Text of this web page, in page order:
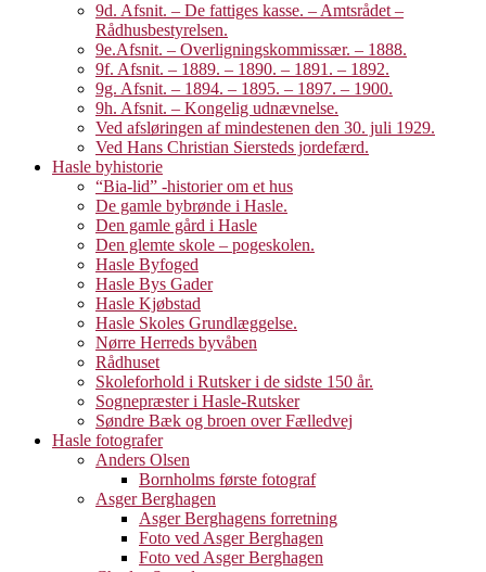
9d. Afsnit. – De fattiges kasse. – Amtsrådet –
Rådhusbestyrelsen.
9e.Afsnit. – Overligningskommissær. – 1888.
9f. Afsnit. – 1889. – 1890. – 1891. – 1892.
9g. Afsnit. – 1894. – 1895. – 1897. – 1900.
9h. Afsnit. – Kongelig udnævnelse.
Ved afsløringen af mindestenen den 30. juli 1929.
Ved Hans Christian Siersteds jordefærd.
Hasle byhistorie
“Bia-lid” -historier om et hus
De gamle bybrønde i Hasle.
Den gamle gård i Hasle
Den glemte skole – pogeskolen.
Hasle Byfoged
Hasle Bys Gader
Hasle Kjøbstad
Hasle Skoles Grundlæggelse.
Nørre Herreds byvåben
Rådhuset
Skoleforhold i Rutsker i de sidste 150 år.
Sognepræster i Hasle-Rutsker
Søndre Bæk og broen over Fælledvej
Hasle fotografer
Anders Olsen
Bornholms første fotograf
Asger Berghagen
Asger Berghagens forretning
Foto ved Asger Berghagen
Foto ved Asger Berghagen